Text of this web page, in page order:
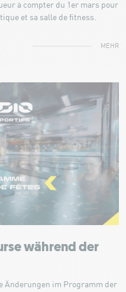
à compter du 1er mars pour
et sa salle de fitness.
MEHR
während der
Änderungen im Programm der